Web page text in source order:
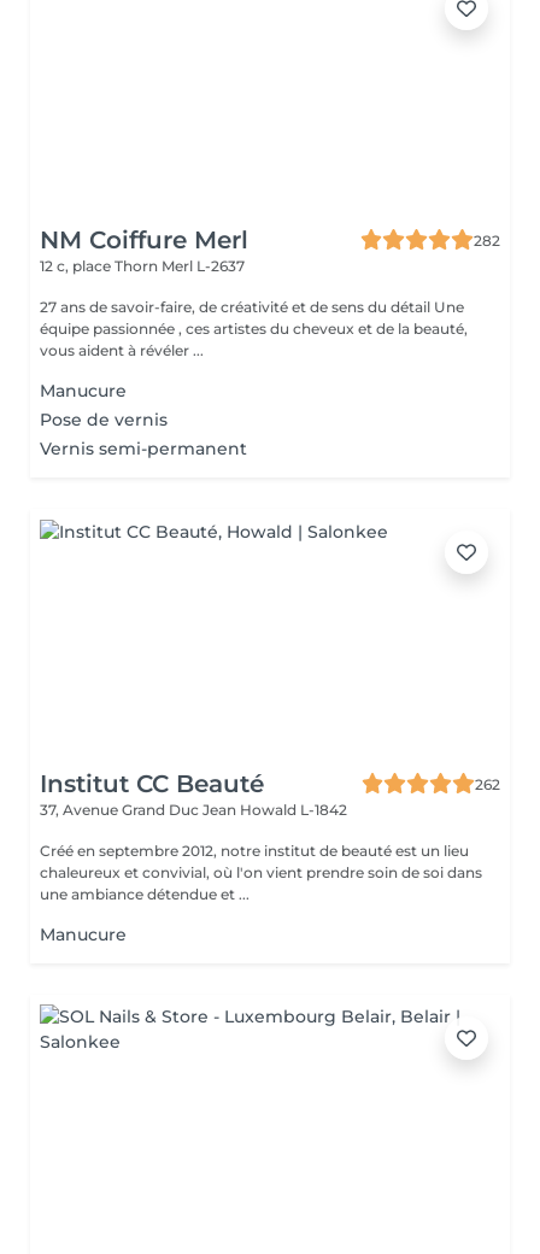
NM Coiffure Merl
282
12 c, place Thorn Merl L-2637
27 ans de savoir-faire, de créativité et de sens du détail Une
équipe passionnée , ces artistes du cheveux et de la beauté,
vous aident à révéler ...
Manucure
Pose de vernis
Vernis semi-permanent
Institut CC Beauté
262
37, Avenue Grand Duc Jean Howald L-1842
Créé en septembre 2012, notre institut de beauté est un lieu
chaleureux et convivial, où l'on vient prendre soin de soi dans
une ambiance détendue et ...
Manucure